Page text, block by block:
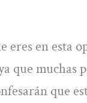
eres en esta
que muchas
que